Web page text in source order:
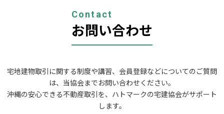
Contact
お問い合わせ
宅地建物取引に関する制度や講習、会員登録などについてのご質問
は、当協会までお問い合わせください。
沖縄の安心できる不動産取引を、ハトマークの宅建協会がサポート
します。